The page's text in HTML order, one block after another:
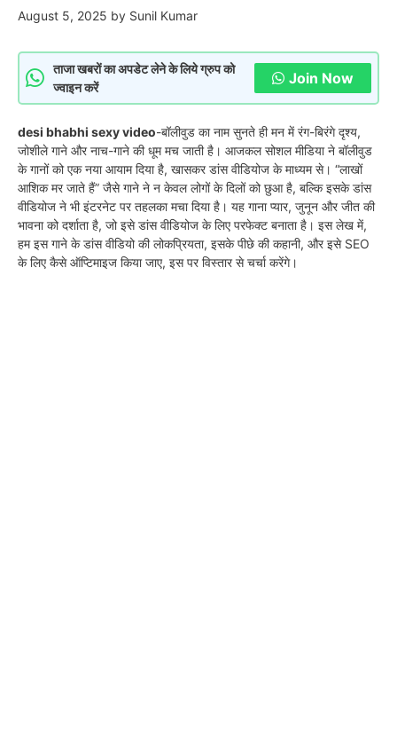
August 5, 2025 by Sunil Kumar
ताजा खबरों का अपडेट लेने के लिये ग्रुप को
ज्वाइन करें
Join Now
desi bhabhi sexy video-बॉलीवुड का नाम सुनते ही मन में रंग-बिरंगे दृश्य,
जोशीले गाने और नाच-गाने की धूम मच जाती है। आजकल सोशल मीडिया ने बॉलीवुड
के गानों को एक नया आयाम दिया है, खासकर डांस वीडियोज के माध्यम से। “लाखों
आशिक मर जाते हैं” जैसे गाने ने न केवल लोगों के दिलों को छुआ है, बल्कि इसके डांस
वीडियोज ने भी इंटरनेट पर तहलका मचा दिया है। यह गाना प्यार, जुनून और जीत की
भावना को दर्शाता है, जो इसे डांस वीडियोज के लिए परफेक्ट बनाता है। इस लेख में,
हम इस गाने के डांस वीडियो की लोकप्रियता, इसके पीछे की कहानी, और इसे SEO
के लिए कैसे ऑप्टिमाइज किया जाए, इस पर विस्तार से चर्चा करेंगे।